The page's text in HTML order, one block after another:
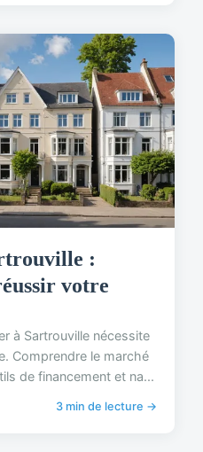
:
votre
à Sartrouville nécessite
Comprendre le marché
de financement et na...
3 min de lecture →